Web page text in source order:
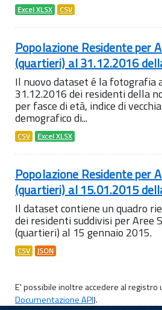
Excel XLSX CSV
Popolazione Residente per
(quartieri) al 31.12.2016
Il nuovo dataset é la fotografia
31.12.2016 dei residenti della
per fasce di età, indice di
demografico di...
CSV Excel XLSX
Popolazione Residente per
(quartieri) al 15.01.2015
Il dataset contiene un quadro
dei residenti suddivisi per Aree
(quartieri) al 15 gennaio 2015.
CSV JSON
E' possibile inoltre accedere al registro
Documentazione API).